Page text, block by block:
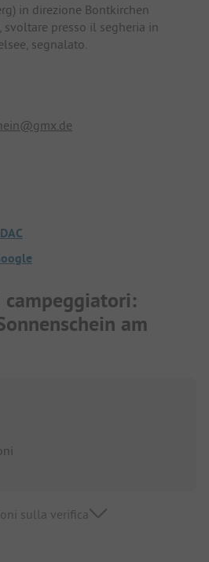
in direzione Bontkirchen
svoltare presso il segheria in
segnalato.
am
sulla verifica